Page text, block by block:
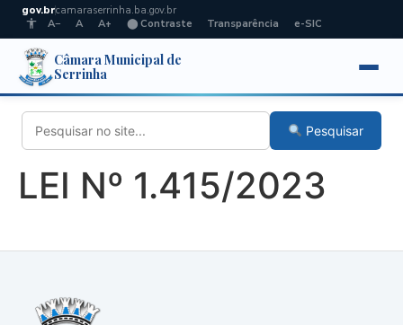
gov.brcamaraserrinha.ba.gov.br
A−
A A+ ⬤ Contraste Transparência e-SIC
Câmara Municipal de
Serrinha
Pesquisar
LEI Nº 1.415/2023